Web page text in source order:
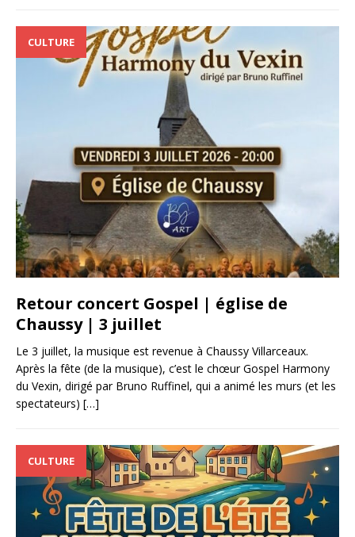
CULTURE
Retour concert Gospel | église de
Chaussy | 3 juillet
Le 3 juillet, la musique est revenue à Chaussy Villarceaux.
Après la fête (de la musique), c’est le chœur Gospel Harmony
du Vexin, dirigé par Bruno Ruffinel, qui a animé les murs (et les
spectateurs) […]
CULTURE